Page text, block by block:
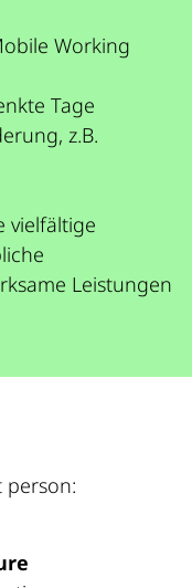
Working
Tage
z.B.
vielfältige
Leistungen
person: